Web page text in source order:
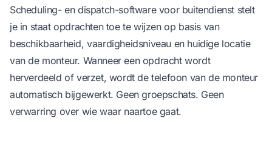
Scheduling- en dispatch-softwarevoor buitendienst stelt
je in staat opdrachten toe te wijzen op basis van
beschikbaarheid, vaardigheidsniveau en huidige locatie
van de monteur. Wanneer een opdracht wordt
herverdeeld of verzet, wordt de telefoon van de monteur
automatisch bijgewerkt. Geen groepschats. Geen
verwarring over wie waar naartoe gaat.